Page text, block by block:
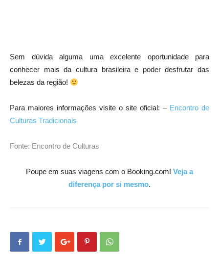
Sem dúvida alguma uma excelente oportunidade para
conhecer mais da cultura brasileira e poder desfrutar das
belezas da região!
Para maiores informações visite o site oficial: – Encontro de
Culturas Tradicionais
Fonte: Encontro de Culturas
Poupe em suas viagens com o Booking.com! Veja a
diferença por si mesmo.